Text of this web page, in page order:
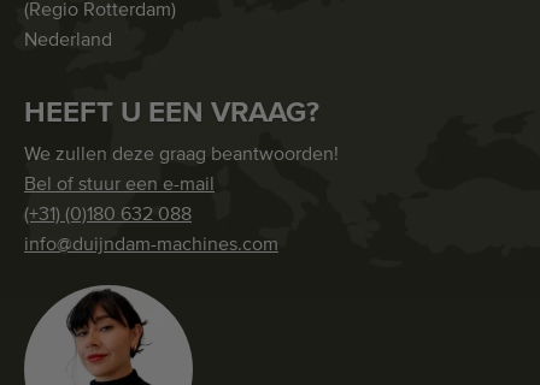
(Regio Rotterdam)
Nederland
HEEFT U EEN VRAAG?
We zullen deze graag beantwoorden!
Bel of stuur een e-mail
(+31) (0)180 632 088
info@duijndam-machines.com